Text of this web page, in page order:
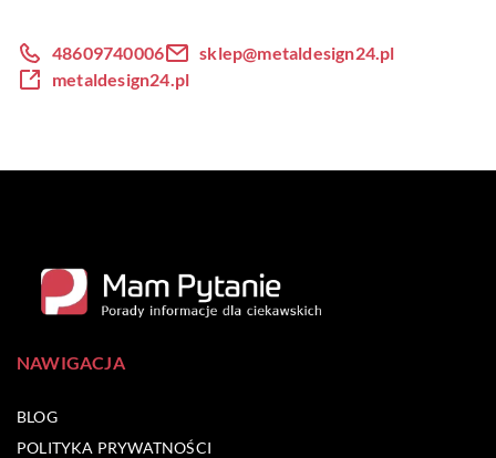
48609740006
sklep@metaldesign24.pl
metaldesign24.pl
NAWIGACJA
BLOG
POLITYKA PRYWATNOŚCI